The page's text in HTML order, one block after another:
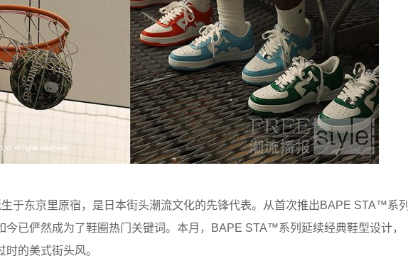
于东京里原宿，是日本街头潮流文化的先锋代表。从首次推出BAPE STA™系列
今已俨然成为了鞋圈热门关键词。本月，BAPE STA™系列延续经典鞋型设计，
的美式街头风。